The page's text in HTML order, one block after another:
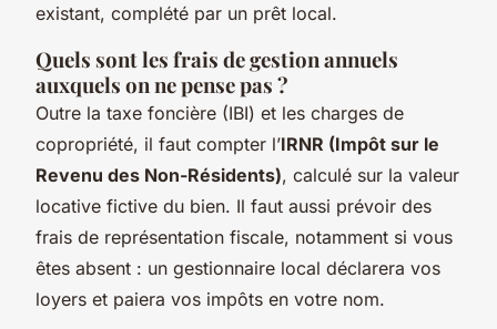
existant, complété par un prêt local.
Quels sont les frais de gestion annuels
auxquels on ne pense pas ?
Outre la taxe foncière (IBI) et les charges de
copropriété, il faut compter l’IRNR (Impôt sur le
Revenu des Non-Résidents), calculé sur la valeur
locative fictive du bien. Il faut aussi prévoir des
frais de représentation fiscale, notamment si vous
êtes absent : un gestionnaire local déclarera vos
loyers et paiera vos impôts en votre nom.